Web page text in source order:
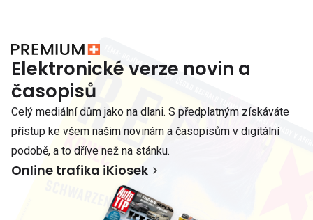
Elektronické verze novin a
časopisů
Celý mediální dům jako na dlani. S předplatným získáváte
přístup ke všem našim novinám a časopisům v digitální
podobě, a to dříve než na stánku.
Online trafika iKiosek